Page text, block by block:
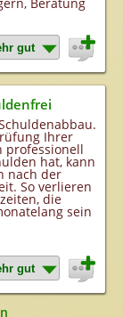
Beratung
Ihrer
professionell
hat, kann
nach der
So verlieren
die
sein